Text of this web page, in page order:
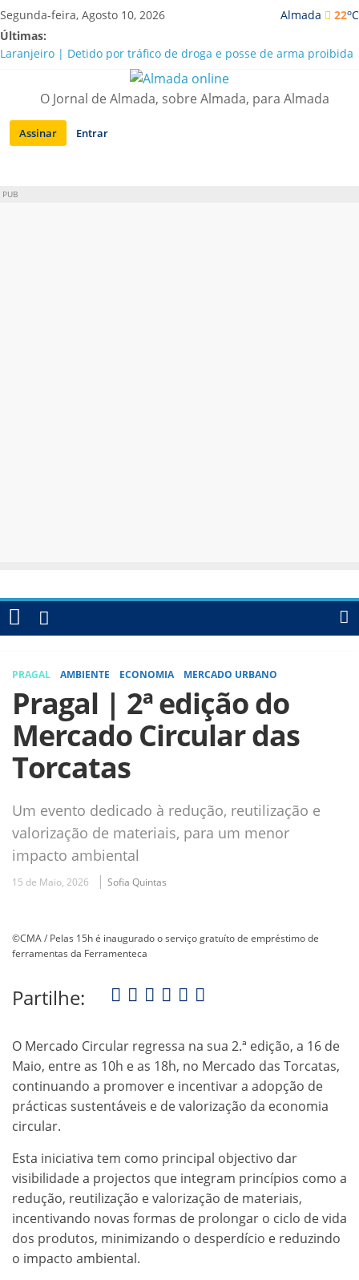
Saltar
para
conteúdo
Almada 22oC
Segunda-feira, Agosto 10, 2026
Últimas:
Laranjeiro | Detido por tráfico de droga e posse de arma proibida
A “crise” da água em Almada: ilações e ensinamentos necessários
Costa da Caparica | Polícia Marítima e ASAE detectam
irregularidades em habitações e restaurantes
APA diz que falta de água em Almada “foi um problema de má
O Jornal de Almada, sobre Almada, para Almada
Assinar Entrar
PUB
PRAGAL AMBIENTE ECONOMIA MERCADO URBANO
Pragal | 2ª edição do
Mercado Circular das
Torcatas
Um evento dedicado à redução, reutilização e
valorização de materiais, para um menor
impacto ambiental
15 de Maio, 2026 Sofia Quintas
©CMA / Pelas 15h é inaugurado o serviço gratuíto de empréstimo de
ferramentas da Ferramenteca
Partilhe:
O Mercado Circular regressa na sua 2.ª edição, a 16 de
Maio, entre as 10h e as 18h, no Mercado das Torcatas,
continuando a promover e incentivar a adopção de
prácticas sustentáveis e de valorização da economia
circular.
Esta iniciativa tem como principal objectivo dar
visibilidade a projectos que integram princípios como a
redução, reutilização e valorização de materiais,
incentivando novas formas de prolongar o ciclo de vida
dos produtos, minimizando o desperdício e reduzindo
o impacto ambiental.